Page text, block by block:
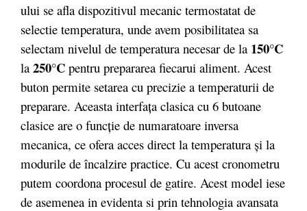
ului se afla dispozitivul mecanic termostatat de
selectie temperatura, unde avem posibilitatea sa
selectam nivelul de temperatura necesar de la 150°C
la 250°C pentru prepararea fiecarui aliment. Acest
buton permite setarea cu precizie a temperaturii de
preparare. Aceasta interfaţa clasica cu 6 butoane
clasice are o funcţie de numaratoare inversa
mecanica, ce ofera acces direct la temperatura şi la
modurile de încalzire practice. Cu acest cronometru
putem coordona procesul de gatire. Acest model iese
de asemenea in evidenta si prin tehnologia avansata